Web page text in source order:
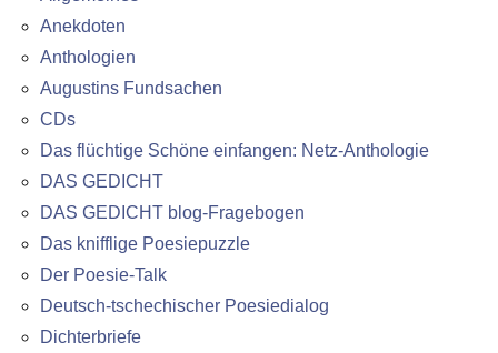
Anekdoten
Anthologien
Augustins Fundsachen
CDs
Das flüchtige Schöne einfangen: Netz-Anthologie
DAS GEDICHT
DAS GEDICHT blog-Fragebogen
Das knifflige Poesiepuzzle
Der Poesie-Talk
Deutsch-tschechischer Poesiedialog
Dichterbriefe